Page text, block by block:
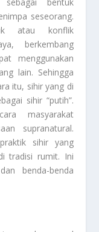
seseorang.
atau konflik
berkembang
menggunakan
lain. Sehingga
itu, sihir yang di
sihir “putih”.
masyarakat
supranatural.
sihir yang
tradisi rumit. Ini
benda-benda